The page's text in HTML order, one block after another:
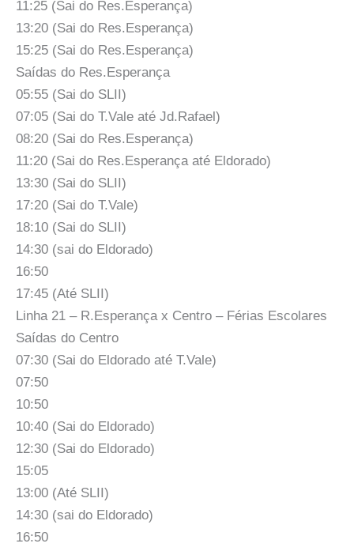
11:25 (Sai do Res.Esperança)
13:20 (Sai do Res.Esperança)
15:25 (Sai do Res.Esperança)
Saídas do Res.Esperança
05:55 (Sai do SLII)
07:05 (Sai do T.Vale até Jd.Rafael)
08:20 (Sai do Res.Esperança)
11:20 (Sai do Res.Esperança até Eldorado)
13:30 (Sai do SLII)
17:20 (Sai do T.Vale)
18:10 (Sai do SLII)
14:30 (sai do Eldorado)
16:50
17:45 (Até SLII)
Linha 21 – R.Esperança x Centro – Férias Escolares
Saídas do Centro
07:30 (Sai do Eldorado até T.Vale)
07:50
10:50
10:40 (Sai do Eldorado)
12:30 (Sai do Eldorado)
15:05
13:00 (Até SLII)
14:30 (sai do Eldorado)
16:50